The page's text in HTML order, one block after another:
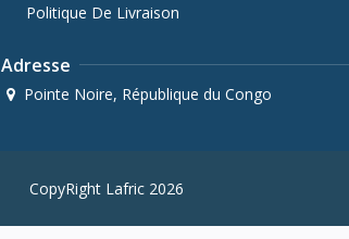
Politique De Livraison
Adresse
Pointe Noire, République du Congo
CopyRight Lafric 2026